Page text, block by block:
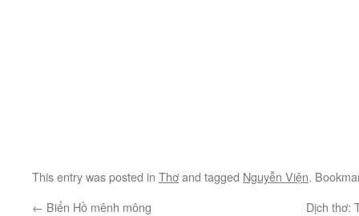
This entry was posted in Thơand tagged Nguyễn Viện.
← Biển Hồ mênh mông Dịch thơ: